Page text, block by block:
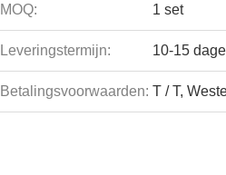
MOQ: 1 set
Leveringstermijn: 10-15
Betalingsvoorwaarden: T / T,